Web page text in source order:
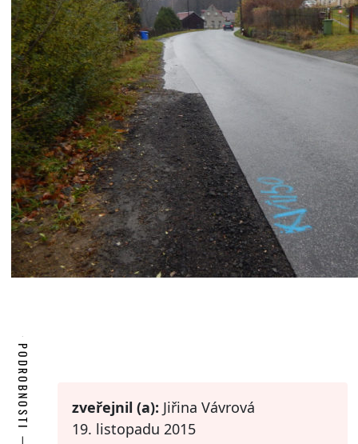
PODROBNOSTI zveřejnil (a): Jiřina Vávrová
19. listopadu 2015